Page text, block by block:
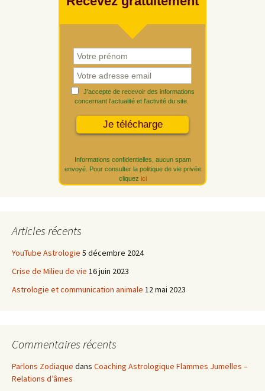
J'accepte de recevoir des informations
concernant l'actualité et l'activité du site.
Informations confidentielles, aucun spam
envoyé. Pour consulter la politique de vie privée
cliquez ici
Articles récents
YouTube Astrologie 5 décembre 2024
Crise de Milieu de vie 16 juin 2023
Astrologie et communication animale 12 mai 2023
Commentaires récents
Parlons Zodiaque dans Coaching Astrologique Flammes Jumelles –
Relations d’âmes